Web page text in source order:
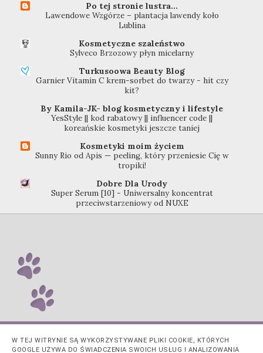
Po tej stronie lustra...
Lawendowe Wzgórze – plantacja lawendy koło
Lublina
Kosmetyczne szaleństwo
Sylveco Brzozowy płyn micelarny
Turkusoowa Beauty Blog
Garnier Vitamin C krem-sorbet do twarzy - hit czy
kit?
By Kamila-JK- blog kosmetyczny i lifestyle
YesStyle || kod rabatowy || influencer code ||
koreańskie kosmetyki jeszcze taniej
Kosmetyki moim życiem
Sunny Rio od Apis — peeling, który przeniesie Cię w
tropiki!
Dobre Dla Urody
Super Serum [10] - Uniwersalny koncentrat
przeciwstarzeniowy od NUXE
W TEJ WITRYNIE SĄ WYKORZYSTYWANE PLIKI COOKIE, KTÓRYCH
GOOGLE UŻYWA DO ŚWIADCZENIA SWOICH USŁUG I ANALIZOWANIA